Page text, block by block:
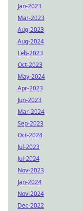
Jan-2023
Mar-2023
Aug-2023
Aug-2024
Feb-2023
Oct-2023
May-2024
Apr-2023
Jun-2023
Mar-2024
Sep-2023
Oct-2024
Jul-2023
Jul-2024
Nov-2023
Jan-2024
Nov-2024
Dec-2022